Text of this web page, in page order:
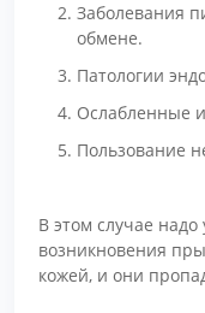
Заболевания
обмене.
Патологии
Ослабленные
Пользование
В этом случае
возникновения
кожей, и они